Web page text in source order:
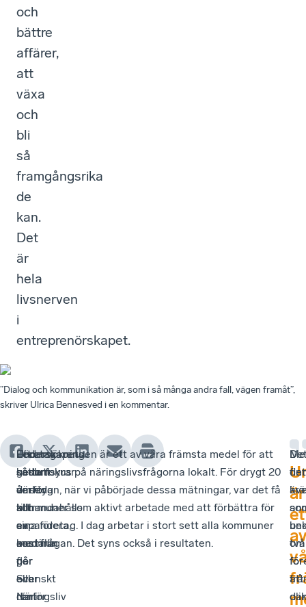
och
bättre
affärer,
att
växa
och
bli
så
framgångsrika
de
kan.
Det
är
hela
livsnerven
i
entreprenörskapet.
”Dialog och kommunikation är, som i så många andra fall, vägen framåt”,
skriver Ulrica Bennesved i en kommentar.
Företagarens
beslut
om
att
expandera,
anställa
fler
eller
rent
Ledarskapet
genomsyrar
därför
allt
en
kommun
gör
och
därför
Ett
sådant
verktyg
tillhandahålls
av
oss
på
Svenskt
Näringsliv
Undersökningen är ett av våra främsta medel för att
sätta fokus på näringslivsfrågorna lokalt. För drygt 20
år sedan, när vi påbörjade dessa mätningar, var det få
kommuner som aktivt arbetade med att förbättra för
sina företag. I dag arbetar i stort sett alla kommuner
med frågan. Det syns också i resultaten.
är
om
det
två
för
att